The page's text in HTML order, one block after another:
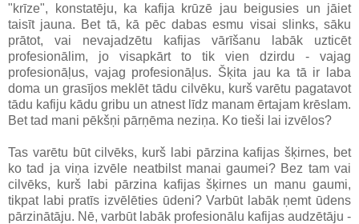
"krīze", konstatēju, ka kafija krūzē jau beigusies un jāiet
taisīt jauna. Bet tā, kā pēc dabas esmu visai slinks, sāku
prātot, vai nevajadzētu kafijas vārīšanu labāk uzticēt
profesionālim, jo visapkārt to tik vien dzirdu - vajag
profesionāļus, vajag profesionāļus. Šķita jau ka tā ir laba
doma un grasījos meklēt tādu cilvēku, kurš varētu pagatavot
tādu kafiju kādu gribu un atnest līdz manam ērtajam krēslam.
Bet tad mani pēkšņi pārņēma neziņa. Ko tieši lai izvēlos?
Tas varētu būt cilvēks, kurš labi pārzina kafijas šķirnes, bet
ko tad ja viņa izvēle neatbilst manai gaumei? Bez tam vai
cilvēks, kurš labi pārzina kafijas šķirnes un manu gaumi,
tikpat labi pratīs izvēlēties ūdeni? Varbūt labāk ņemt ūdens
pārzinātāju. Nē, varbūt labāk profesionālu kafijas audzētāju -